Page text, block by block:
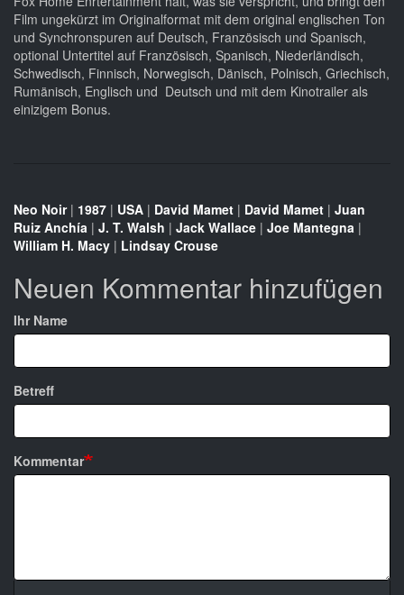
Film ungekürzt im Originalformat mit dem original englischen Ton
und Synchronspuren auf Deutsch, Französisch und Spanisch,
optional Untertitel auf Französisch, Spanisch, Niederländisch,
Schwedisch, Finnisch, Norwegisch, Dänisch, Polnisch, Griechisch,
Rumänisch, Englisch und Deutsch und mit dem Kinotrailer als
einizigem Bonus.
Neo Noir| 1987 | USA | David Mamet | David Mamet | Juan
Ruiz Anchía | J. T. Walsh | Jack Wallace | Joe Mantegna |
William H. Macy | Lindsay Crouse
Neuen Kommentar hinzufügen
Ihr Name
Betreff
Kommentar